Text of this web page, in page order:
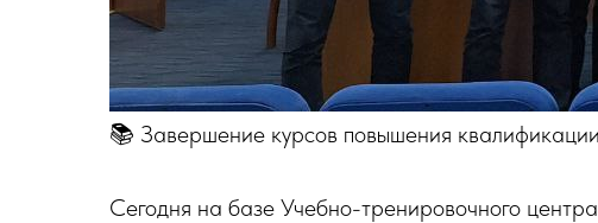
📚 Завершение курсов повышения
Сегодня на базе Учебно-тренировочного